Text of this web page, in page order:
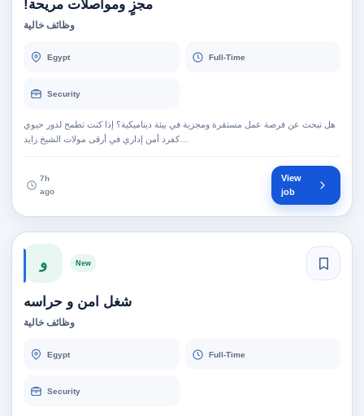
مجزٍ ومواصلات مريحة!
وظائف خالية
Egypt Full-Time
Security
هل تبحث عن فرصة عمل مستقرة ومجزية في بيئة ديناميكية؟ إذا كنت تطمح لدور حيوي
كفرد أمن إداري في أرقى مولات الشيخ زايد…
7h
ago
View
job
و New
شغل امن و حراسه
وظائف خالية
Egypt Full-Time
Security